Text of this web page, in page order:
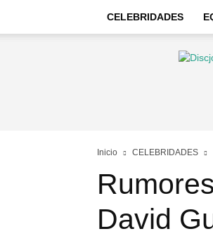
CELEBRIDADES
Discjockeys
Inicio CELEBRIDADES
David